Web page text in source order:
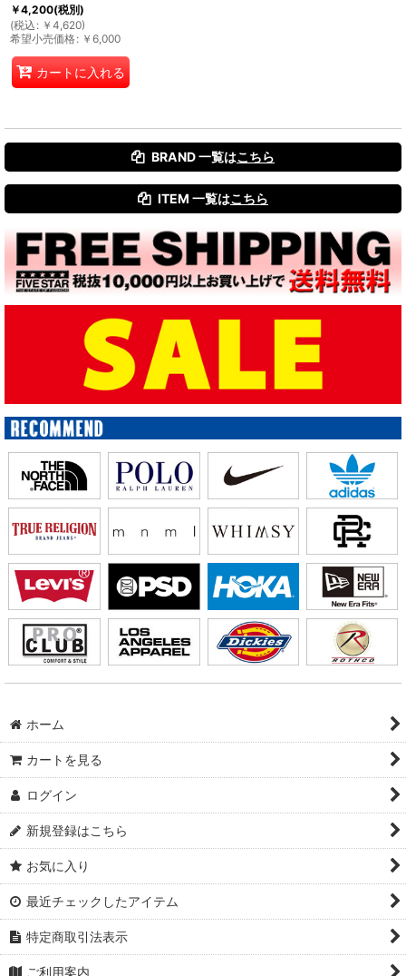
￥4,200(税別)
(税込 : ￥ 4,620)
希望小売価格: ￥ 6,000
カートに入れる
BRAND 一覧はこちら
ITEM 一覧はこちら
ホーム
カートを見る
ログイン
新規登録はこちら
お気に入り
最近チェックしたアイテム
特定商取引法表示
ご利用案内